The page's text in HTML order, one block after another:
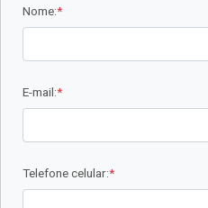
Nome:*
E-mail:*
Telefone celular:*